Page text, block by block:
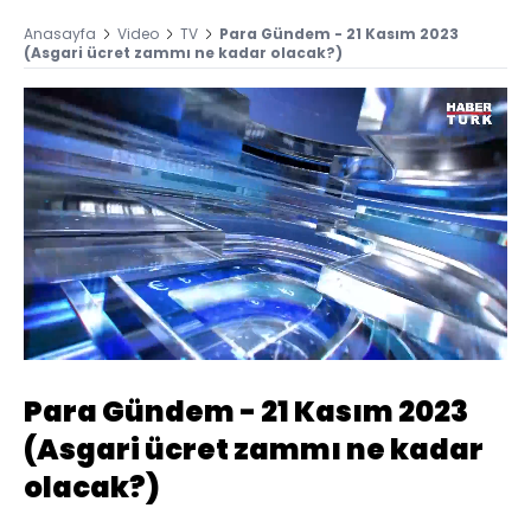
Anasayfa Video TV
Para Gündem - 21 Kasım 2023
(Asgari ücret zammı ne kadar olacak?)
Sesi
Aç
Yüklendi:
1.44%
Oynatma
Hızı
Para Gündem - 21 Kasım 2023
(Asgari ücret zammı ne kadar
olacak?)